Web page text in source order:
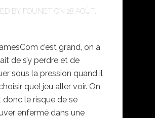
BY FOUNET ON 28 AOÛT,
c’est grand, on a
de s’y perdre et de
sous la pression quand il
quel jeu aller voir. On
donc le risque de se
enfermé dans une